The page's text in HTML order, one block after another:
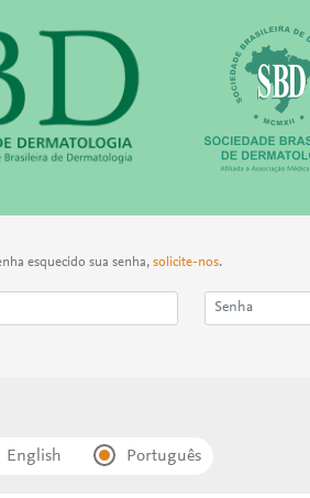
esquecido sua senha, solicite-nos.
English Português